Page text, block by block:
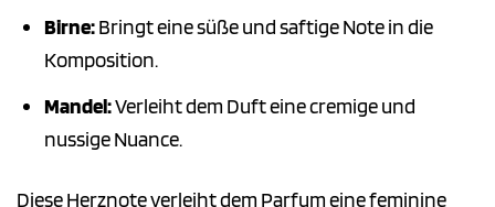
Birne:Bringt eine süße und saftige Note in die
Komposition.
Mandel:Verleiht dem Duft eine cremige und
nussige Nuance.
Diese Herznote verleiht dem Parfum eine feminine